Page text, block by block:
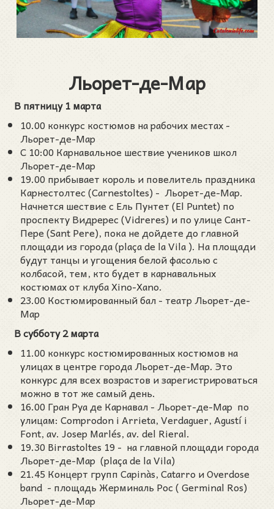
Льорет-де-Мар
В пятницу 1 марта
10.00 конкурс костюмов на рабочих местах -
Льорет-де-Мар
С 10:00 Карнавальное шествие учеников школ
Льорет-де-Мар
19.00 прибывает король и повелитель праздника
Карнестолтес (Carnestoltes) - Льорет-де-Мар.
Начнется шествие с Ель Пунтет (El Puntet) по
проспекту Видререс (Vidreres) и по улице Сант-
Пере (Sant Pere), пока не дойдете до главной
площади из города (plaça de la Vila ). На площади
будут танцы и угощения белой фасолью с
колбасой, тем, кто будет в карнавальных
костюмах от клуба Xino-Xano.
23.00 Костюмированный бал - театр Льорет-де-
Мар
В субботу 2 марта
11.00 конкурс костюмированных костюмов на
улицах в центре города Льорет-де-Мар. Это
конкурс для всех возрастов и зарегистрироваться
можно в тот же самый день.
16.00 Гран Руа де Карнавал - Льорет-де-Мар по
улицам: Comprodon i Arrieta, Verdaguer, Agustí i
Font, av. Josep Marlés, av. del Rieral.
19.30 Birrastoltes 19 - на главной площади города
Льорет-де-Мар (plaça de la Vila)
21.45 Концерт групп Capinàs, Catarro и Оverdose
band - площадь Жерминаль Рос ( Germinal Ros)
Льорет-де-Мар